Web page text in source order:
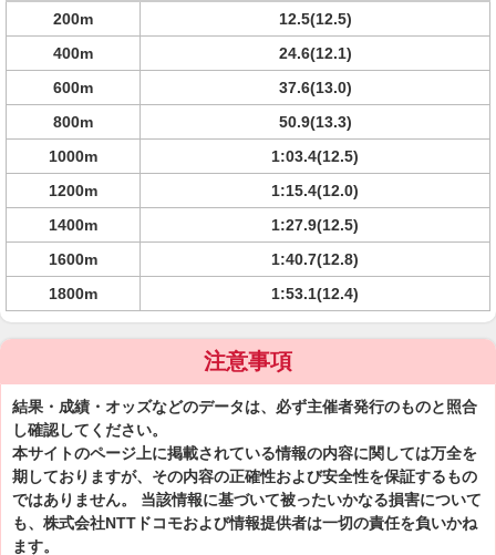
200m
12.5(12.5)
400m
24.6(12.1)
600m
37.6(13.0)
800m
50.9(13.3)
1000m
1:03.4(12.5)
1200m
1:15.4(12.0)
1400m
1:27.9(12.5)
1600m
1:40.7(12.8)
1800m
1:53.1(12.4)
注意事項
結果・成績・オッズなどのデータは、必ず主催者発行のものと照合
し確認してください。
本サイトのページ上に掲載されている情報の内容に関しては万全を
期しておりますが、その内容の正確性および安全性を保証するもの
ではありません。 当該情報に基づいて被ったいかなる損害について
も、株式会社NTTドコモおよび情報提供者は一切の責任を負いかね
ます。